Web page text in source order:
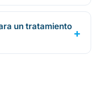
un tratamiento